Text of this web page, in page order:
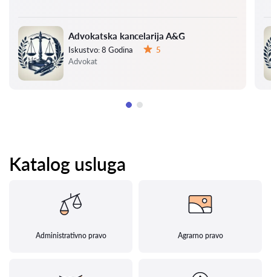
Advokatska kancelarija A&G
Iskustvo:8 Godina
5
Advokat
Katalog usluga
Administrativno pravo Agrarno pravo